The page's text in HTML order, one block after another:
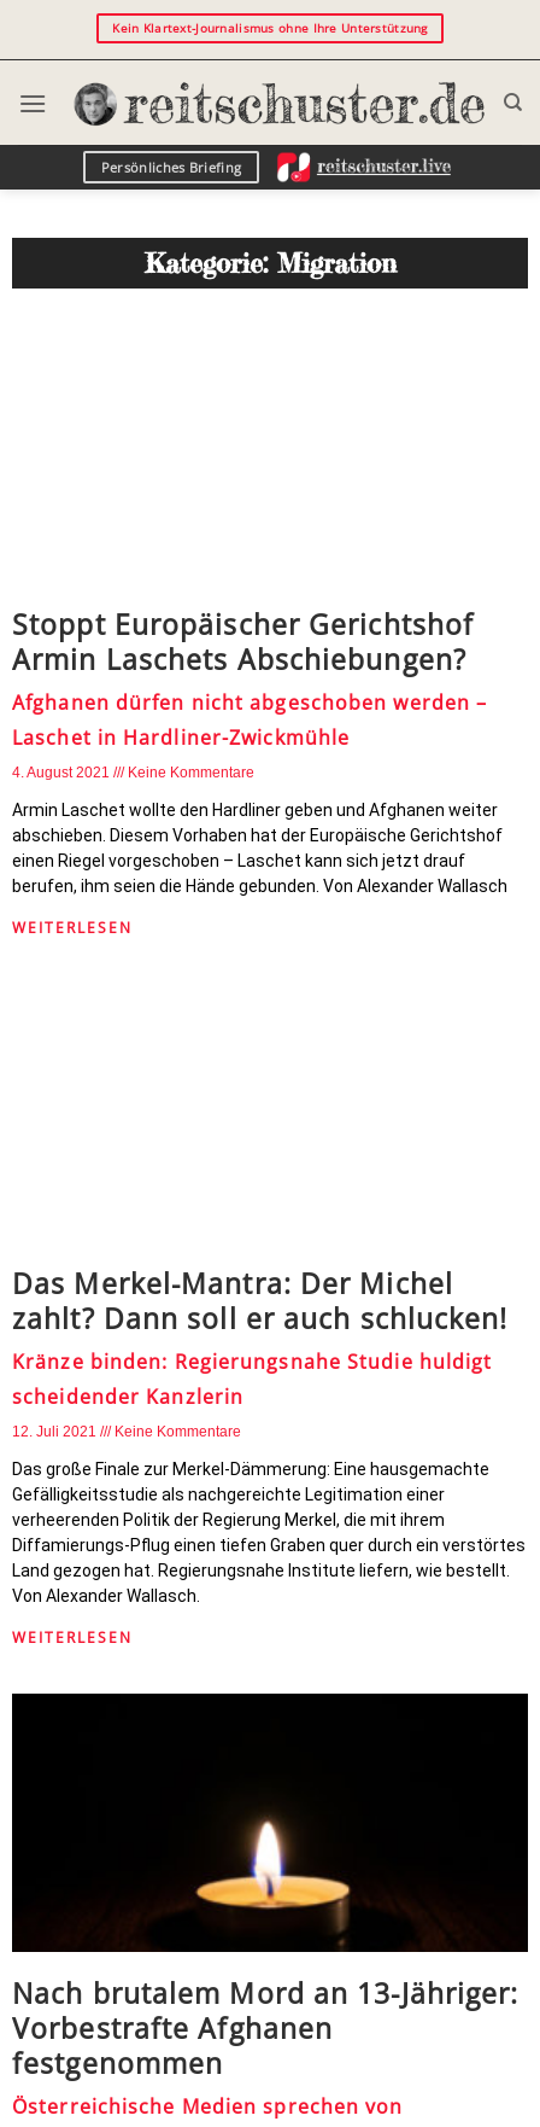
Kein Klartext-Journalismus ohne Ihre Unterstützung
Persönliches Briefing
Kategorie: Migration
Stoppt Europäischer Gerichtshof
Armin Laschets Abschiebungen?
Afghanen dürfen nicht abgeschoben werden –
Laschet in Hardliner-Zwickmühle
4. August 2021 Keine Kommentare
Armin Laschet wollte den Hardliner geben und Afghanen weiter
abschieben. Diesem Vorhaben hat der Europäische Gerichtshof
einen Riegel vorgeschoben – Laschet kann sich jetzt drauf
berufen, ihm seien die Hände gebunden. Von Alexander Wallasch
WEITERLESEN
Das Merkel-Mantra: Der Michel
zahlt? Dann soll er auch schlucken!
Kränze binden: Regierungsnahe Studie huldigt
scheidender Kanzlerin
12. Juli 2021 Keine Kommentare
Das große Finale zur Merkel-Dämmerung: Eine hausgemachte
Gefälligkeitsstudie als nachgereichte Legitimation einer
verheerenden Politik der Regierung Merkel, die mit ihrem
Diffamierungs-Pflug einen tiefen Graben quer durch ein verstörtes
Land gezogen hat. Regierungsnahe Institute liefern, wie bestellt.
Von Alexander Wallasch.
WEITERLESEN
Nach brutalem Mord an 13-Jähriger:
Vorbestrafte Afghanen
festgenommen
Österreichische Medien sprechen von